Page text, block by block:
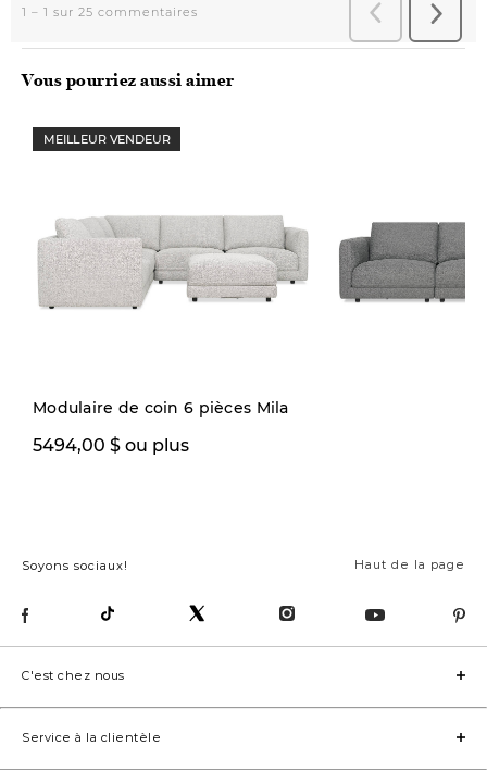
Vous pourriez aussi aimer
MEILLEUR VENDEUR
Modulaire de coin 6 pièces Mila
5494,00 $ ou plus
Haut de la page
Soyons sociaux!
C'est chez nous
Service à la clientèle